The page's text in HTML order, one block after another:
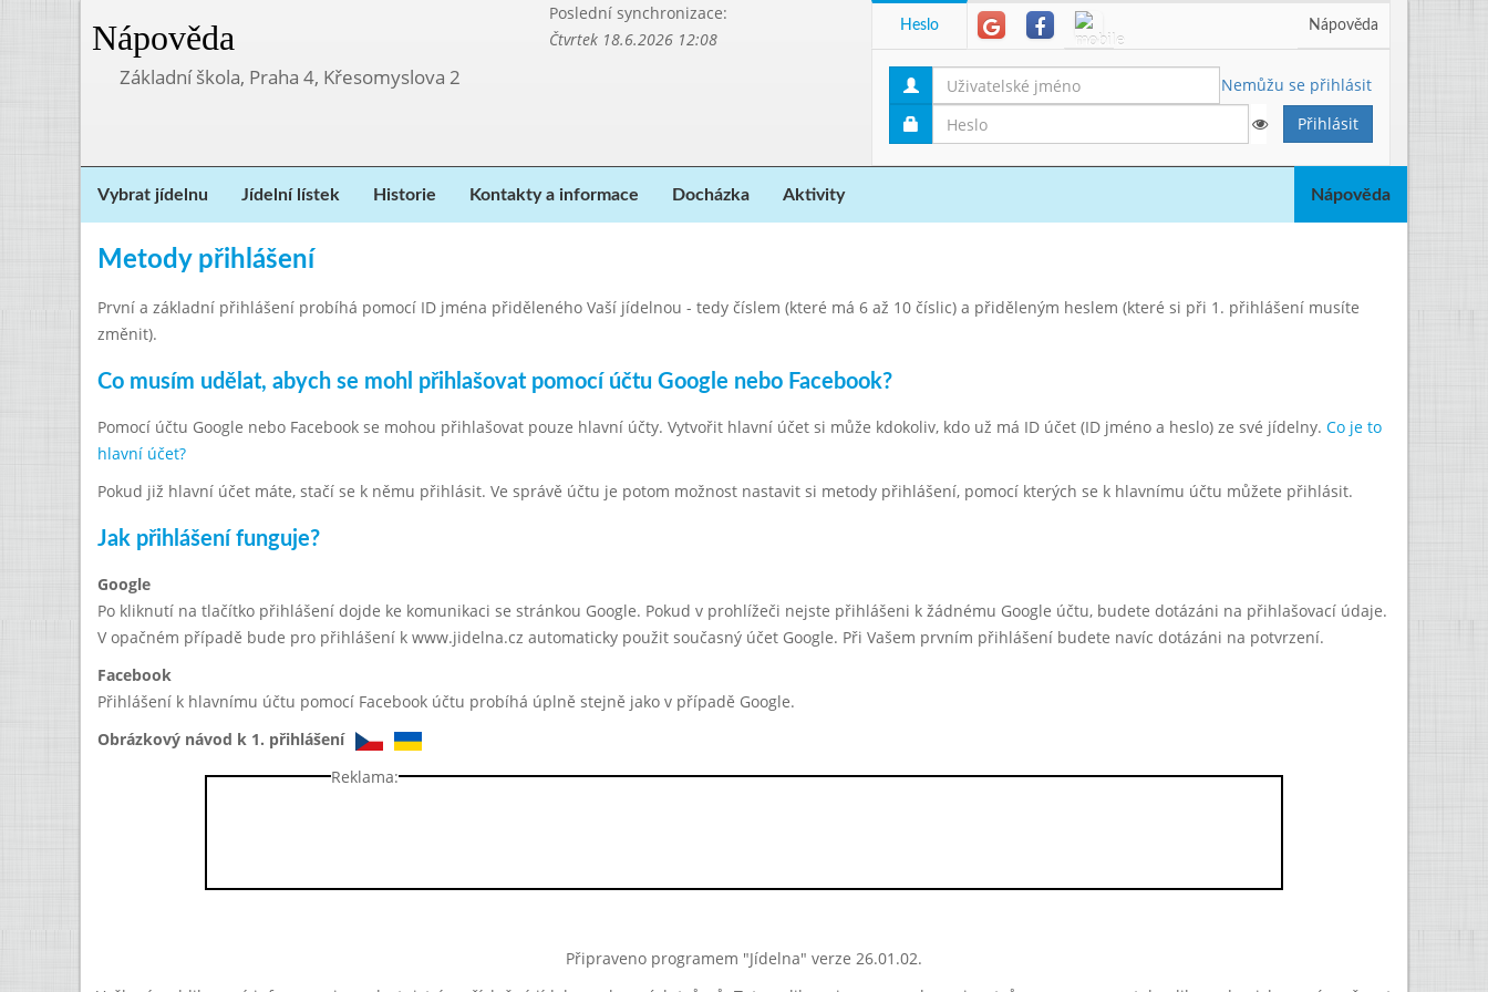
Nápověda
Poslední synchronizace:
Čtvrtek 18.6.2026 12:08
Základní škola, Praha 4, Křesomyslova 2
Heslo Nápověda
Nemůžu se přihlásit
Vybrat jídelnu Jídelní lístek Historie Kontakty a informace Docházka Aktivity Nápověda
Metody přihlášení
První a základní přihlášení probíhá pomocí ID jména přiděleného Vaší jídelnou - tedy číslem (které má 6 až 10 číslic) a přiděleným heslem (které si při 1. přihlášení musíte
změnit).
Co musím udělat, abych se mohl přihlašovat pomocí účtu Google nebo Facebook?
Pomocí účtu Google nebo Facebook se mohou přihlašovat pouze hlavní účty. Vytvořit hlavní účet si může kdokoliv, kdo už má ID účet (ID jméno a heslo) ze své jídelny. Co je to
hlavní účet?
Pokud již hlavní účet máte, stačí se k němu přihlásit. Ve správě účtu je potom možnost nastavit si metody přihlášení, pomocí kterých se k hlavnímu účtu můžete přihlásit.
Jak přihlášení funguje?
Google
Po kliknutí na tlačítko přihlášení dojde ke komunikaci se stránkou Google. Pokud v prohlížeči nejste přihlášeni k žádnému Google účtu, budete dotázáni na přihlašovací údaje.
V opačném případě bude pro přihlášení k www.jidelna.cz automaticky použit současný účet Google. Při Vašem prvním přihlášení budete navíc dotázáni na potvrzení.
Facebook
Přihlášení k hlavnímu účtu pomocí Facebook účtu probíhá úplně stejně jako v případě Google.
Obrázkový návod k 1. přihlášení
Reklama:
Připraveno programem "Jídelna" verze 26.01.02.